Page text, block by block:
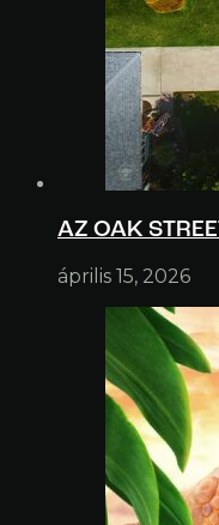
AZ OAK
április 15, 2026